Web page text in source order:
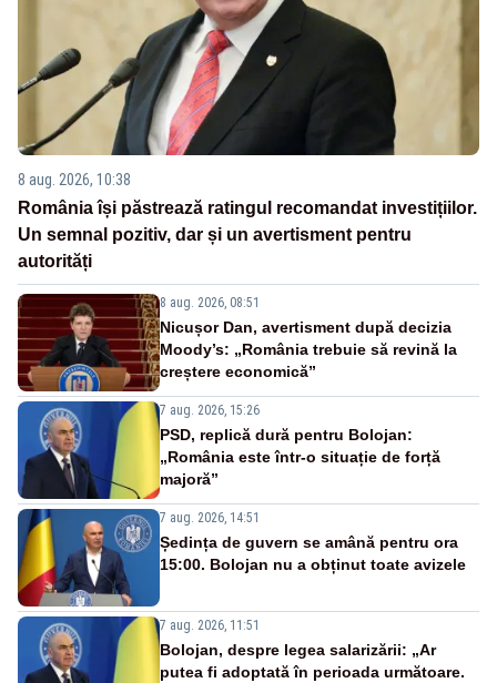
8 aug. 2026, 10:38
România își păstrează ratingul recomandat investițiilor.
Un semnal pozitiv, dar și un avertisment pentru
autorități
8 aug. 2026, 08:51
Nicușor Dan, avertisment după decizia
Moody’s: „România trebuie să revină la
creștere economică”
7 aug. 2026, 15:26
PSD, replică dură pentru Bolojan:
„România este într-o situație de forță
majoră”
7 aug. 2026, 14:51
Ședința de guvern se amână pentru ora
15:00. Bolojan nu a obținut toate avizele
7 aug. 2026, 11:51
Bolojan, despre legea salarizării: „Ar
putea fi adoptată în perioada următoare.